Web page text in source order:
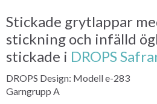
Stickade grytlappar
stickning och infälld
stickade i DROPS
DROPS Design: Modell e-283
Garngrupp A